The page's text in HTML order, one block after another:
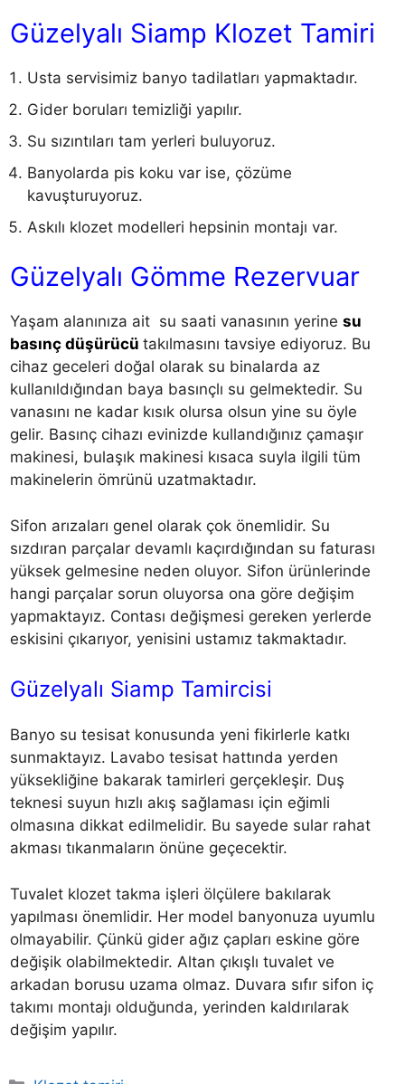
Güzelyalı Siamp Klozet Tamiri
Usta servisimiz banyo tadilatları yapmaktadır.
Gider boruları temizliği yapılır.
Su sızıntıları tam yerleri buluyoruz.
Banyolarda pis koku var ise, çözüme
kavuşturuyoruz.
Askılı klozet modelleri hepsinin montajı var.
Güzelyalı Gömme Rezervuar
Yaşam alanınıza ait su saati vanasının yerine su
basınç düşürücü takılmasını tavsiye ediyoruz. Bu
cihaz geceleri doğal olarak su binalarda az
kullanıldığından baya basınçlı su gelmektedir. Su
vanasını ne kadar kısık olursa olsun yine su öyle
gelir. Basınç cihazı evinizde kullandığınız çamaşır
makinesi, bulaşık makinesi kısaca suyla ilgili tüm
makinelerin ömrünü uzatmaktadır.
Sifon arızaları genel olarak çok önemlidir. Su
sızdıran parçalar devamlı kaçırdığından su faturası
yüksek gelmesine neden oluyor. Sifon ürünlerinde
hangi parçalar sorun oluyorsa ona göre değişim
yapmaktayız. Contası değişmesi gereken yerlerde
eskisini çıkarıyor, yenisini ustamız takmaktadır.
Güzelyalı Siamp Tamircisi
Banyo su tesisat konusunda yeni fikirlerle katkı
sunmaktayız. Lavabo tesisat hattında yerden
yüksekliğine bakarak tamirleri gerçekleşir. Duş
teknesi suyun hızlı akış sağlaması için eğimli
olmasına dikkat edilmelidir. Bu sayede sular rahat
akması tıkanmaların önüne geçecektir.
Tuvalet klozet takma işleri ölçülere bakılarak
yapılması önemlidir. Her model banyonuza uyumlu
olmayabilir. Çünkü gider ağız çapları eskine göre
değişik olabilmektedir. Altan çıkışlı tuvalet ve
arkadan borusu uzama olmaz. Duvara sıfır sifon iç
takımı montajı olduğunda, yerinden kaldırılarak
değişim yapılır.